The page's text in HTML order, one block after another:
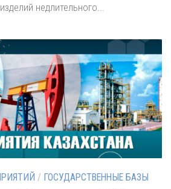
недлительного...
/ ГОСУДАРСТВЕННЫЕ БАЗЫ